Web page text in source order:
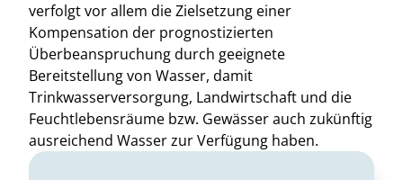
verfolgt vor allem die Zielsetzung einer
Kompensation der prognostizierten
Überbeanspruchung durch geeignete
Bereitstellung von Wasser, damit
Trinkwasserversorgung, Landwirtschaft und die
Feuchtlebensräume bzw. Gewässer auch zukünftig
ausreichend Wasser zur Verfügung haben.